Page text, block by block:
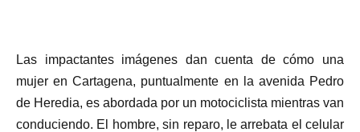
Las impactantes imágenes dan cuenta de cómo una
mujer en Cartagena, puntualmente en la avenida Pedro
de Heredia, es abordada por un motociclista mientras van
conduciendo. El hombre, sin reparo, le arrebata el celular